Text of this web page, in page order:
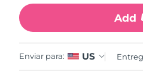
Add
Enviar para: US